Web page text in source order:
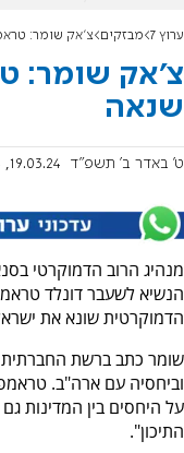
ערוץ 7 מבזקים צ'אק שומר:
צ'אק שומר:
שנאה
ט' באדר ב׳ תשפ"ד 19.03.24, 2:24
מנהיג הרוב הדמוקרטי
הנשיא לשעבר דונלד
הדמוקרטית שונא את
וביחסיה עם ארה"ב.
על היחסים בין המדינות
התיכון".